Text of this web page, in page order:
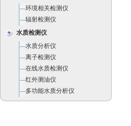
环境相关检测仪
辐射检测仪
水质检测仪
水质分析仪
离子检测仪
在线水质检测仪
红外测油仪
多功能水质分析仪